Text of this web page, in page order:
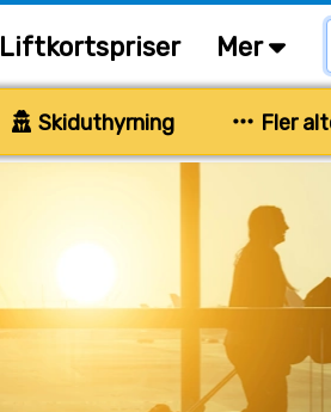
Liftkortspriser Mer
Skiduthyrning Fler